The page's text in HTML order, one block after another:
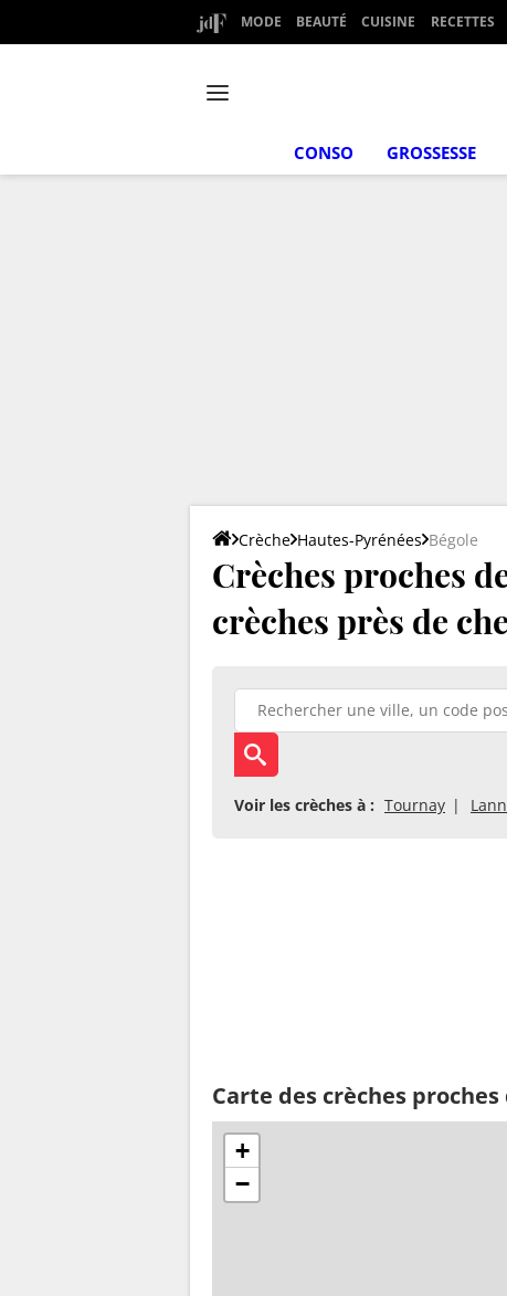
MODE BEAUTÉ CUISINE RECETTES
CONSO GROSSESSE
Crèche Hautes-Pyrénées Bégole
Crèches proches
crèches près de
Voir les crèches à : Tournay
Carte des crèches proches
+
−